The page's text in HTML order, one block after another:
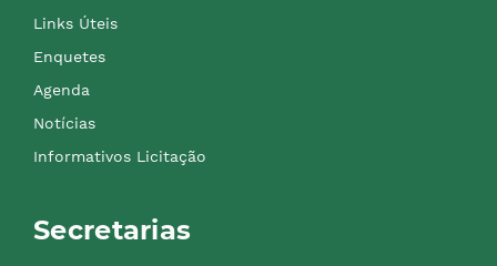
Links Úteis
Enquetes
Agenda
Notícias
Informativos Licitação
Secretarias